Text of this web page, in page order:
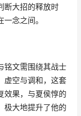
断大招的释放时
念之间。
铭文需围绕其战士
虚空与调和，这套
效果，与夏侯惇的
极大地提升了他的